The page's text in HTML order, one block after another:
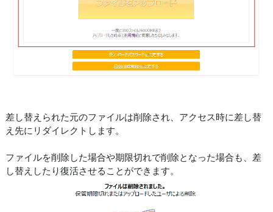
差し替えられた元のファイルは削除され、アクセス時に差し替
え先にリダイレクトします。
ファイルを削除した場合や期限切れで削除となった場合も、差
し替えしたり復活させることができます。